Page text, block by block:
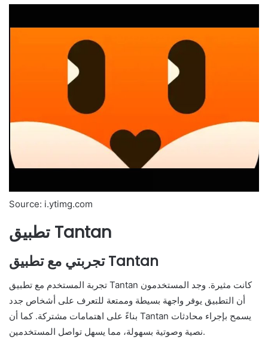
Source: i.ytimg.com
تطبيق Tantan
تجربتي مع تطبيق Tantan
تجربة المستخدم مع تطبيق Tantan كانت مثيرة. وجد المستخدمون
أن التطبيق يوفر واجهة بسيطة وممتعة للتعرف على أشخاص جدد
بناءً على اهتمامات مشتركة. كما أن Tantan يسمح بإجراء محادثات
نصية وصوتية بسهولة، مما يسهل تواصل المستخدمين.